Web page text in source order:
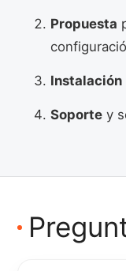
Propuesta
Instalación
Soporte y